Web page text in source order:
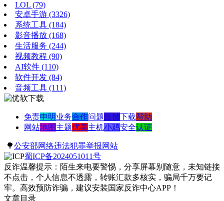
LOL (79)
安卓手游 (3326)
系统工具 (184)
影音播放 (168)
生活服务 (244)
视频教程 (90)
AI软件 (110)
软件开发 (84)
音频工具 (111)
免责申明业务合作问题反馈下载帮助
网站地图 主题优美主机小鸡安全认证
🌳公安部网络违法犯罪举报网站
蜀ICP备2024051011号
反诈温馨提示：陌生来电要警惕，分享屏幕别随意，未知链接
不点击，个人信息不透露，转账汇款多核实，骗局千万要记
牢。高效预防诈骗，建议安装国家反诈中心APP！
文章目录